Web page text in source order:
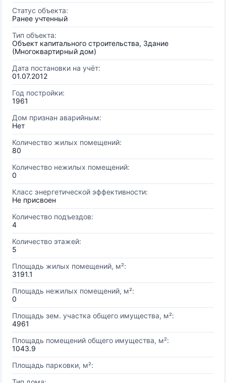
Статус объекта:
Ранее учтенный
Тип объекта:
Объект капитального строительства, Здание
(Многоквартирный дом)
Дата постановки на учёт:
01.07.2012
Год постройки:
1961
Дом признан аварийным:
Нет
Количество жилых помещений:
80
Количество нежилых помещений:
0
Класс энергетической эффективности:
Не присвоен
Количество подъездов:
4
Количество этажей:
5
Площадь жилых помещений, м²:
3191.1
Площадь нежилых помещений, м²:
0
Площадь зем. участка общего имущества, м²:
4961
Площадь помещений общего имущества, м²:
1043.9
Площадь парковки, м²: